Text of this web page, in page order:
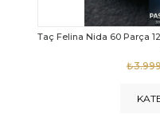
Taç Calista Tivoli 72